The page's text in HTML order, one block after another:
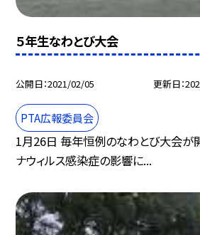
５年生なわとび大会
公開日 2021/02/05 更新日
PTA広報委員会
1月26日 毎年恒例のなわとび大会が
ナウィルス感染症の影響に...